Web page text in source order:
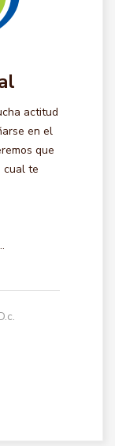
actitud
en el
que
cual te